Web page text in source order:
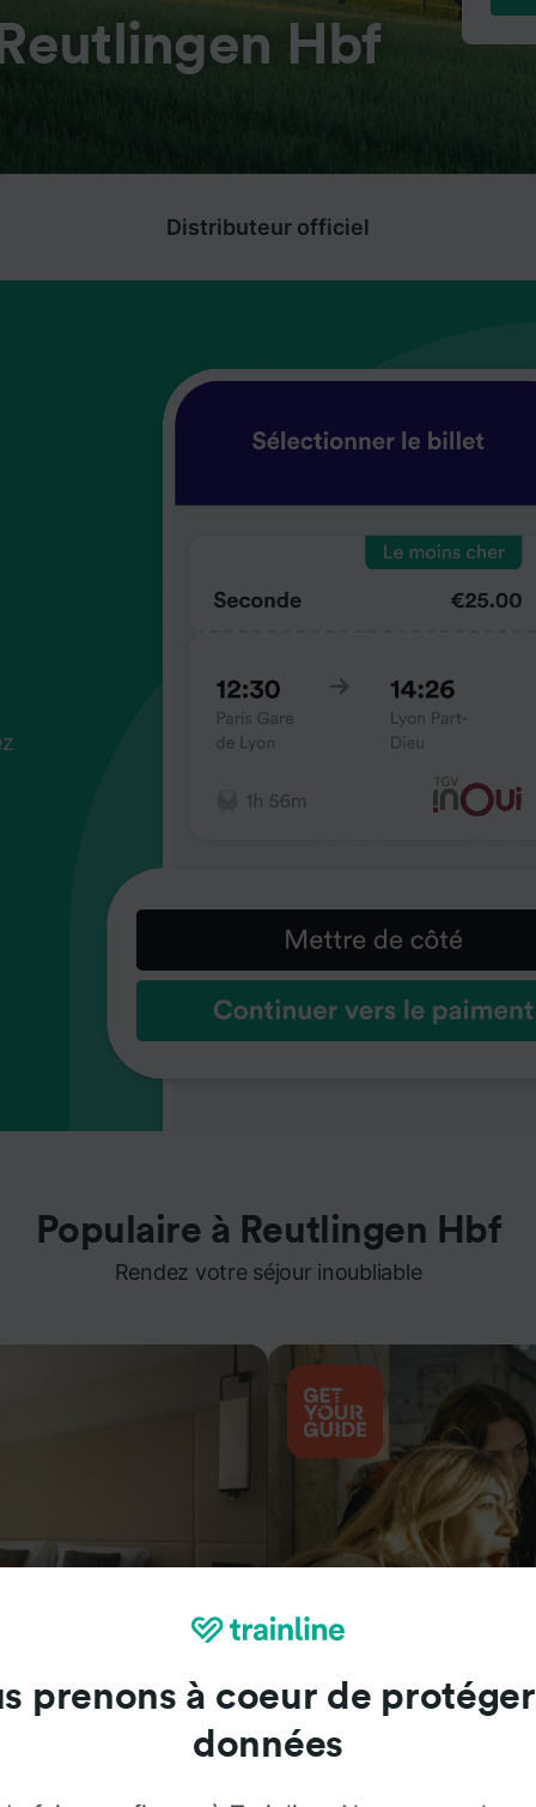
Hbf
Distributeur officiel
Populaire à Reutlingen Hbf
Rendez votre séjour inoubliable
Attractions
prenons à coeur de
données